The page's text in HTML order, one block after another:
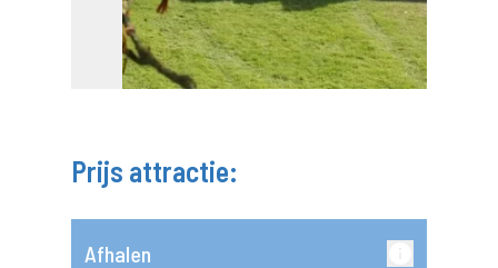
Prijs attractie:
Afhalen